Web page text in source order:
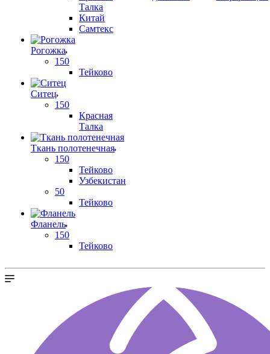
Талка
Китай
Самтекс
Рогожка
150
Тейково
Ситец
150
Красная
Талка
Ткань полотенечная
150
Тейково
Узбекистан
50
Тейково
Фланель
150
Тейково